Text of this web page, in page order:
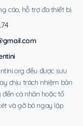
cáo, hỗ trợ đa thiết bị.
đều được sưu
chịu trách nhiệm bản
cá nhân hoặc tổ
và gỡ bỏ ngay lập